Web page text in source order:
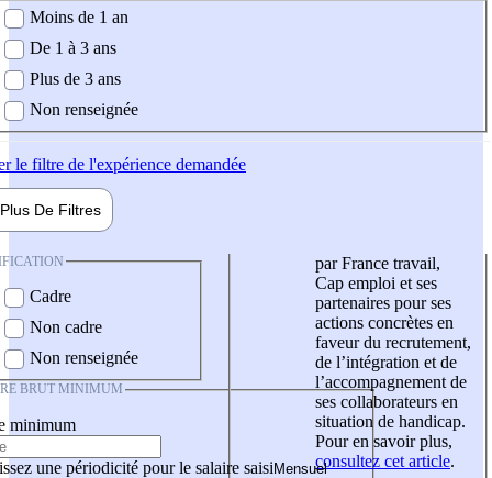
demandée
Moins de 1 an
De 1 à 3 ans
Plus de 3 ans
Non renseignée
le filtre de l'expérience demandée
Plus De Filtres
Cadre
Non cadre
Non renseignée
BRUT MINIMUM
minimum
une périodicité pour le salaire saisi
par France travail,
Cap emploi et ses
partenaires pour ses
actions concrètes en
faveur du recrutement,
de l’intégration et de
l’accompagnement de
ses collaborateurs en
situation de handicap.
Pour en savoir plus,
consultez cet article.